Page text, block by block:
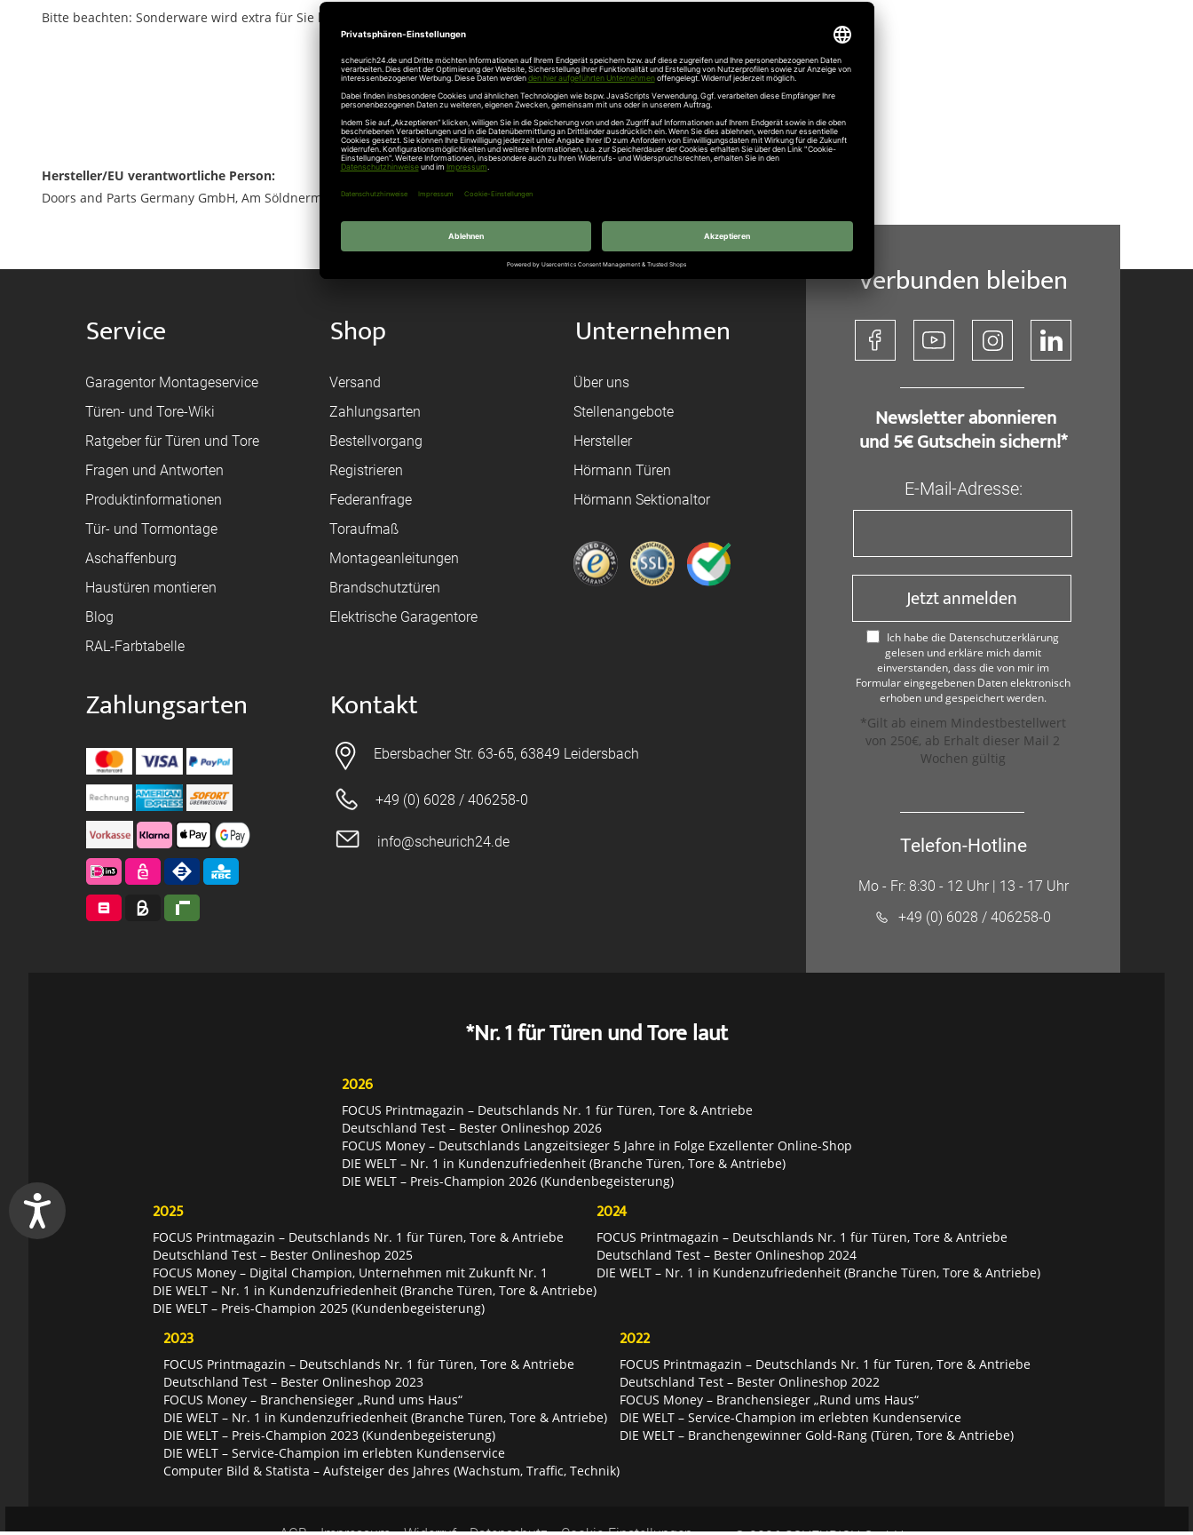
Bitte beachten: Sonderware wird extra für Sie bestellt, daher keine Rücknahme möglich.
Angaben zur Produktsicherheit
Hersteller/EU verantwortliche Person:
Doors and Parts Germany GmbH, Am Söldnermoos 17, 85399 Hallbergmoos, Telefon +49 811 998650 , info@normstahl.com
Service
Garagentor Montageservice
Türen- und Tore-Wiki
Ratgeber für Türen und Tore
Fragen und Antworten
Produktinformationen
Tür- und Tormontage
Aschaffenburg
Haustüren montieren
Blog
RAL-Farbtabelle
Shop
Versand
Zahlungsarten
Bestellvorgang
Registrieren
Federanfrage
Toraufmaß
Montageanleitungen
Brandschutztüren
Elektrische Garagentore
Unternehmen
Über uns
Stellenangebote
Hersteller
Hörmann Türen
Hörmann Sektionaltor
Zahlungsarten Kontakt
Ebersbacher Str. 63-65, 63849 Leidersbach
+49 (0) 6028 / 406258-0
info@scheurich24.de
Verbunden bleiben
​ Newsletter abonnieren
und 5€ Gutschein sichern!*
E-Mail-Adresse:
Jetzt anmelden
Ich habe die Datenschutzerklärung
gelesen und erkläre mich damit
einverstanden, dass die von mir im
Formular eingegebenen Daten elektronisch
erhoben und gespeichert werden.
*Gilt ab einem Mindestbestellwert
von 250€, ab Erhalt dieser Mail 2
Wochen gültig
Telefon-Hotline
Mo - Fr: 8:30 - 12 Uhr | 13 - 17 Uhr
+49 (0) 6028 / 406258-0
*Nr. 1 für Türen und Tore laut
2026
FOCUS Printmagazin – Deutschlands Nr. 1 für Türen, Tore & Antriebe
Deutschland Test – Bester Onlineshop 2026
FOCUS Money – Deutschlands Langzeitsieger 5 Jahre in Folge Exzellenter Online-Shop
DIE WELT – Nr. 1 in Kundenzufriedenheit (Branche Türen, Tore & Antriebe)
DIE WELT – Preis-Champion 2026 (Kundenbegeisterung)
2025
FOCUS Printmagazin – Deutschlands Nr. 1 für Türen, Tore & Antriebe
Deutschland Test – Bester Onlineshop 2025
FOCUS Money – Digital Champion, Unternehmen mit Zukunft Nr. 1
DIE WELT – Nr. 1 in Kundenzufriedenheit (Branche Türen, Tore & Antriebe)
DIE WELT – Preis-Champion 2025 (Kundenbegeisterung)
2024
FOCUS Printmagazin – Deutschlands Nr. 1 für Türen, Tore & Antriebe
Deutschland Test – Bester Onlineshop 2024
DIE WELT – Nr. 1 in Kundenzufriedenheit (Branche Türen, Tore & Antriebe)
2023
FOCUS Printmagazin – Deutschlands Nr. 1 für Türen, Tore & Antriebe
Deutschland Test – Bester Onlineshop 2023
FOCUS Money – Branchensieger „Rund ums Haus“
DIE WELT – Nr. 1 in Kundenzufriedenheit (Branche Türen, Tore & Antriebe)
DIE WELT – Preis-Champion 2023 (Kundenbegeisterung)
DIE WELT – Service-Champion im erlebten Kundenservice
Computer Bild & Statista – Aufsteiger des Jahres (Wachstum, Traffic, Technik)
2022
FOCUS Printmagazin – Deutschlands Nr. 1 für Türen, Tore & Antriebe
Deutschland Test – Bester Onlineshop 2022
FOCUS Money – Branchensieger „Rund ums Haus“
DIE WELT – Service-Champion im erlebten Kundenservice
DIE WELT – Branchengewinner Gold-Rang (Türen, Tore & Antriebe)